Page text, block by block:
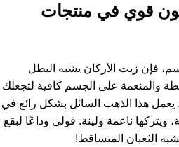
قوي في منتجات
فإن زيت الأركان يشبه البطل
والمنعمة على الجسم كافية لتجعلك
هذا الذهب السائل بشكل رائع في
ناعمة ولينة. قولي وداعًا لبقع
الثعبان المتساقط!